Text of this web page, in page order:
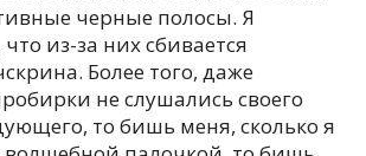
черные полосы. Я
из-за них сбивается
Более того, даже
не слушались своего
то бишь меня, сколько я